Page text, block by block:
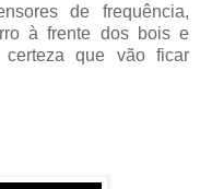
de frequência,
à frente dos bois e
certeza que vão ficar